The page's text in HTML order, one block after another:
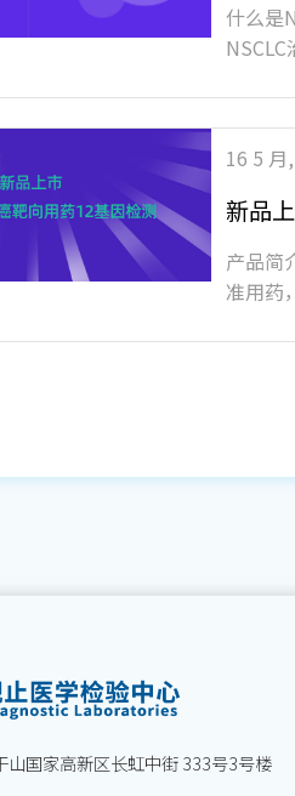
什么是
16 5 月
新品
产品简
准用药
山国家高新区长虹中街 333号3号楼